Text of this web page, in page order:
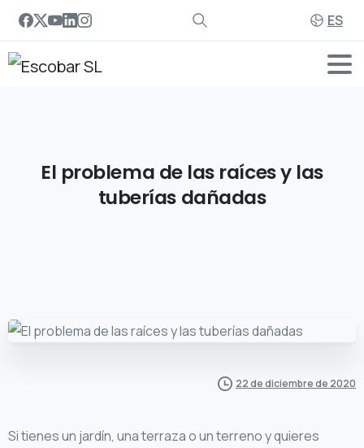
ES
El problema de las raícesy las
tuberías dañadas
22 de diciembre de 2020
Si tienes un jardín, una terraza o un terreno y quieres